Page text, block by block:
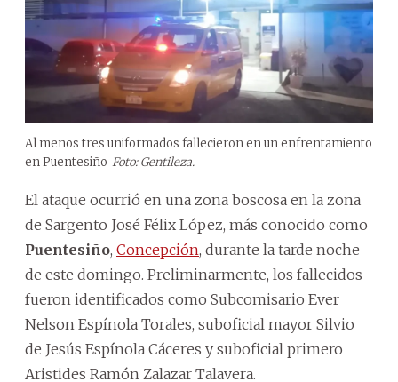
Al menos tres uniformados fallecieron en un enfrentamiento
en Puentesiño Foto: Gentileza.
El ataque ocurrió en una zona boscosa en la zona
de Sargento José Félix López, más conocido como
Puentesiño, Concepción, durante la tarde noche
de este domingo. Preliminarmente, los fallecidos
fueron identificados como Subcomisario Ever
Nelson Espínola Torales, suboficial mayor Silvio
de Jesús Espínola Cáceres y suboficial primero
Aristides Ramón Zalazar Talavera.